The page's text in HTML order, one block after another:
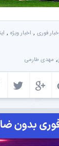
فوری , اخبار ویژه ,
, مهدی طارمی